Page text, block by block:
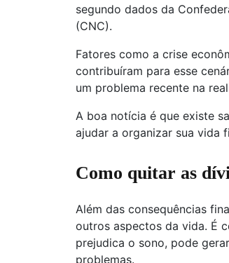
segundo dados da
(CNC).
Fatores como a crise
contribuíram para esse
um problema recente na
A boa notícia é que existe
ajudar a organizar sua vida
Como quitar as
Além das consequências
outros aspectos da vida. É
prejudica o sono, pode
problemas.